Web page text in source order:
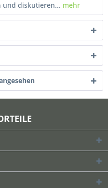
und diskutieren... mehr